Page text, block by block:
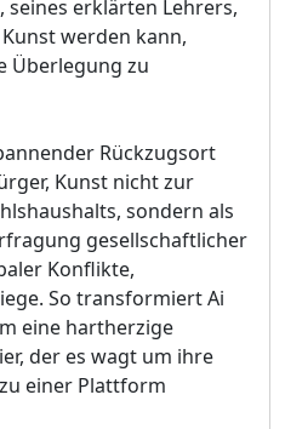
seines erklärten Lehrers,
werden kann,
Überlegung zu
Rückzugsort
Kunst nicht zur
sondern als
gesellschaftlicher
Konflikte,
So transformiert Ai
eine hartherzige
der es wagt um ihre
einer Plattform